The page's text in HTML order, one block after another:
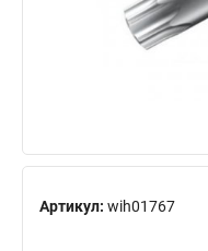
Артикул: wih01767